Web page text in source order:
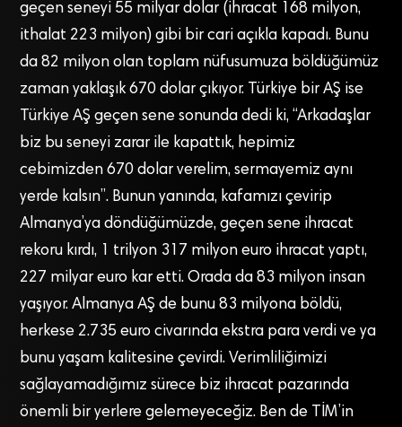
geçen seneyi 55 milyar dolar (ihracat 168 milyon,
ithalat 223 milyon) gibi bir cari açıkla kapadı. Bunu
da 82 milyon olan toplam nüfusumuza böldüğümüz
zaman yaklaşık 670 dolar çıkıyor. Türkiye bir AŞ ise
Türkiye AŞ geçen sene sonunda dedi ki, “Arkadaşlar
biz bu seneyi zarar ile kapattık, hepimiz
cebimizden 670 dolar verelim, sermayemiz aynı
yerde kalsın”. Bunun yanında, kafamızı çevirip
Almanya’ya döndüğümüzde, geçen sene ihracat
rekoru kırdı, 1 trilyon 317 milyon euro ihracat yaptı,
227 milyar euro kar etti. Orada da 83 milyon insan
yaşıyor. Almanya AŞ de bunu 83 milyona böldü,
herkese 2.735 euro civarında ekstra para verdi ve ya
bunu yaşam kalitesine çevirdi. Verimliliğimizi
sağlayamadığımız sürece biz ihracat pazarında
önemli bir yerlere gelemeyeceğiz. Ben de TİM’in